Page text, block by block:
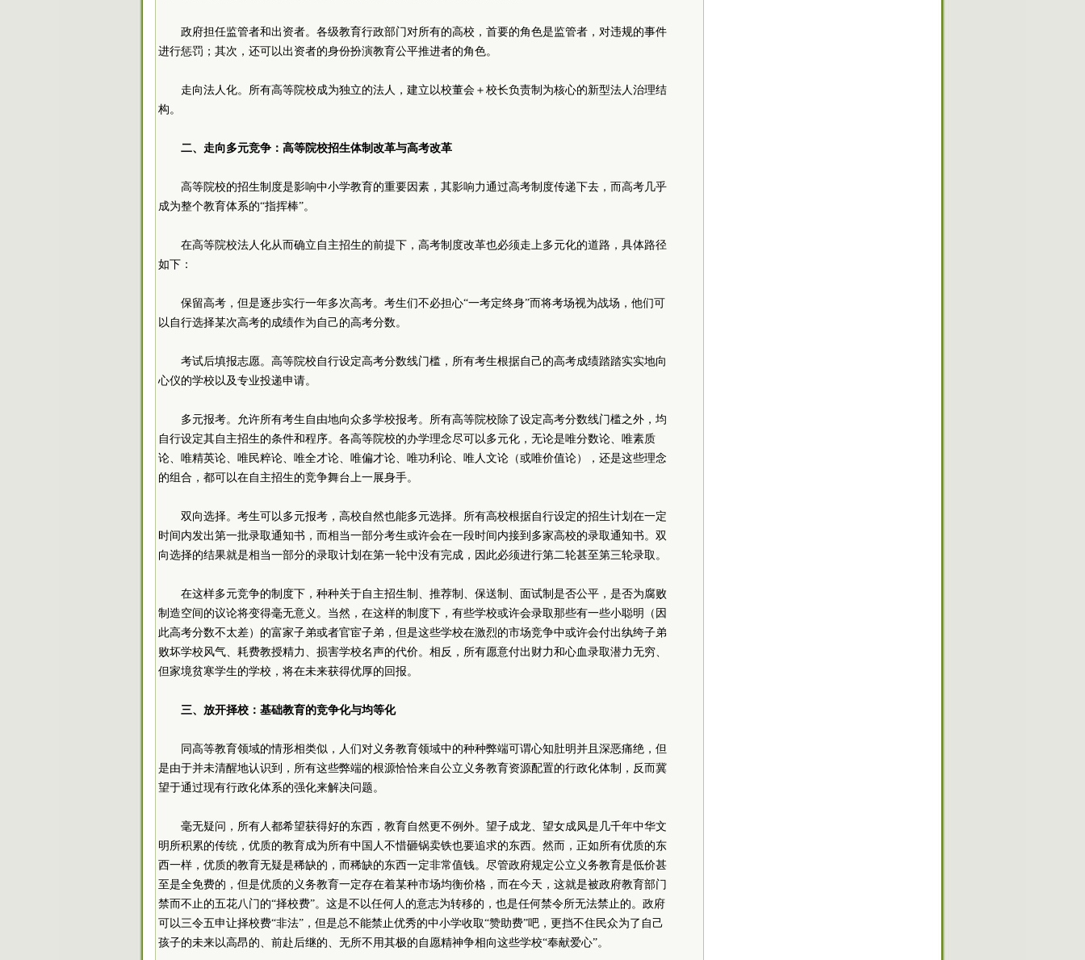
政府担任监管者和出资者。各级教育行政部门对所有的高校，首要的角色是监管者，对违规的事件
进行惩罚；其次，还可以出资者的身份扮演教育公平推进者的角色。
走向法人化。所有高等院校成为独立的法人，建立以校董会＋校长负责制为核心的新型法人治理结
构。
二、走向多元竞争：高等院校招生体制改革与高考改革
高等院校的招生制度是影响中小学教育的重要因素，其影响力通过高考制度传递下去，而高考几乎
成为整个教育体系的“指挥棒”。
在高等院校法人化从而确立自主招生的前提下，高考制度改革也必须走上多元化的道路，具体路径
如下：
保留高考，但是逐步实行一年多次高考。考生们不必担心“一考定终身”而将考场视为战场，他们可
以自行选择某次高考的成绩作为自己的高考分数。
考试后填报志愿。高等院校自行设定高考分数线门槛，所有考生根据自己的高考成绩踏踏实实地向
心仪的学校以及专业投递申请。
多元报考。允许所有考生自由地向众多学校报考。所有高等院校除了设定高考分数线门槛之外，均
自行设定其自主招生的条件和程序。各高等院校的办学理念尽可以多元化，无论是唯分数论、唯素质
论、唯精英论、唯民粹论、唯全才论、唯偏才论、唯功利论、唯人文论（或唯价值论），还是这些理念
的组合，都可以在自主招生的竞争舞台上一展身手。
双向选择。考生可以多元报考，高校自然也能多元选择。所有高校根据自行设定的招生计划在一定
时间内发出第一批录取通知书，而相当一部分考生或许会在一段时间内接到多家高校的录取通知书。双
向选择的结果就是相当一部分的录取计划在第一轮中没有完成，因此必须进行第二轮甚至第三轮录取。
在这样多元竞争的制度下，种种关于自主招生制、推荐制、保送制、面试制是否公平，是否为腐败
制造空间的议论将变得毫无意义。当然，在这样的制度下，有些学校或许会录取那些有一些小聪明（因
此高考分数不太差）的富家子弟或者官宦子弟，但是这些学校在激烈的市场竞争中或许会付出纨绔子弟
败坏学校风气、耗费教授精力、损害学校名声的代价。相反，所有愿意付出财力和心血录取潜力无穷、
但家境贫寒学生的学校，将在未来获得优厚的回报。
三、放开择校：基础教育的竞争化与均等化
同高等教育领域的情形相类似，人们对义务教育领域中的种种弊端可谓心知肚明并且深恶痛绝，但
是由于并未清醒地认识到，所有这些弊端的根源恰恰来自公立义务教育资源配置的行政化体制，反而冀
望于通过现有行政化体系的强化来解决问题。
毫无疑问，所有人都希望获得好的东西，教育自然更不例外。望子成龙、望女成凤是几千年中华文
明所积累的传统，优质的教育成为所有中国人不惜砸锅卖铁也要追求的东西。然而，正如所有优质的东
西一样，优质的教育无疑是稀缺的，而稀缺的东西一定非常值钱。尽管政府规定公立义务教育是低价甚
至是全免费的，但是优质的义务教育一定存在着某种市场均衡价格，而在今天，这就是被政府教育部门
禁而不止的五花八门的“择校费”。这是不以任何人的意志为转移的，也是任何禁令所无法禁止的。政府
可以三令五申让择校费“非法”，但是总不能禁止优秀的中小学收取“赞助费”吧，更挡不住民众为了自己
孩子的未来以高昂的、前赴后继的、无所不用其极的自愿精神争相向这些学校“奉献爱心”。